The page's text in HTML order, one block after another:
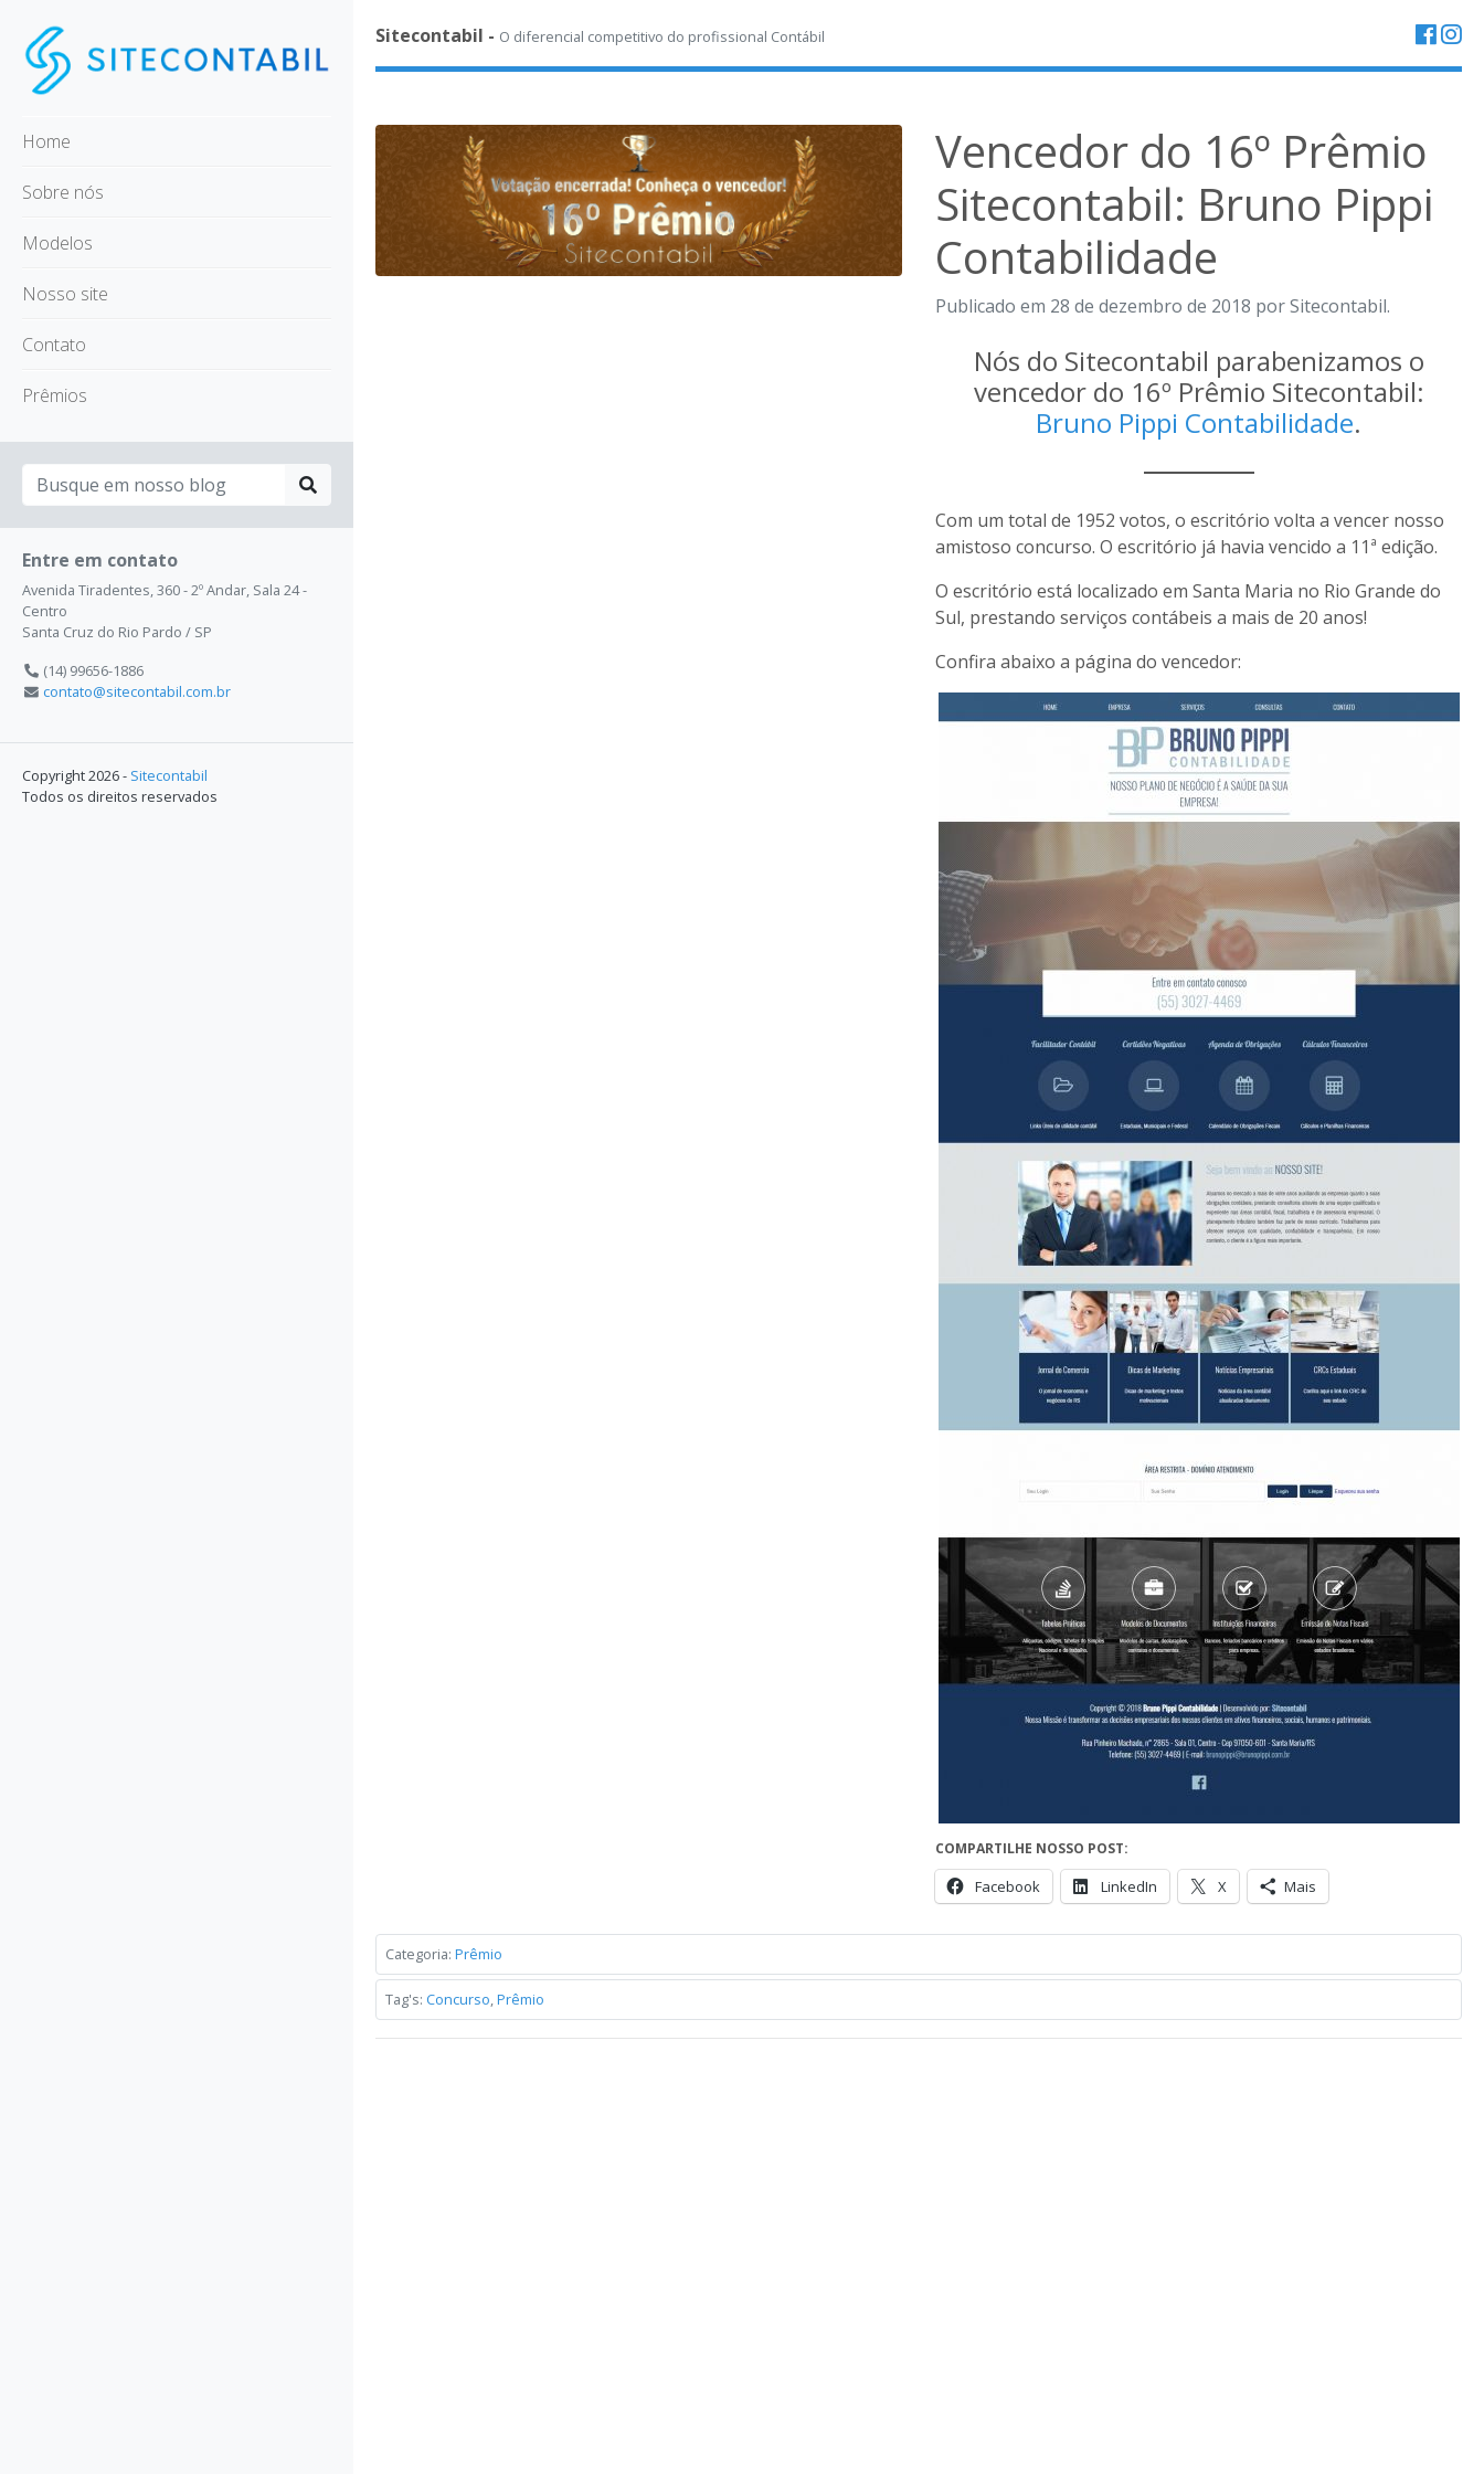
Home
Sobre nós
Modelos
Nosso site
Contato
Prêmios
Entre em contato
Avenida Tiradentes, 360 - 2º Andar, Sala 24 -
Centro
Santa Cruz do Rio Pardo / SP
(14) 99656-1886
contato@sitecontabil.com.br
Copyright 2026 - Sitecontabil
Todos os direitos reservados
Sitecontabil - O diferencial competitivo do profissional Contábil
Vencedor do 16º Prêmio
Sitecontabil: Bruno Pippi
Contabilidade
Publicado em 28 de dezembro de 2018 por Sitecontabil.
Nós do Sitecontabil parabenizamos o
vencedor do 16º Prêmio Sitecontabil:
Bruno Pippi Contabilidade.
Com um total de 1952 votos, o escritório volta a vencer nosso
amistoso concurso. O escritório já havia vencido a 11ª edição.
O escritório está localizado em Santa Maria no Rio Grande do
Sul, prestando serviços contábeis a mais de 20 anos!
Confira abaixo a página do vencedor:
COMPARTILHE NOSSO POST:
Facebook LinkedIn X Mais
Categoria: Prêmio
Tag's: Concurso,Prêmio